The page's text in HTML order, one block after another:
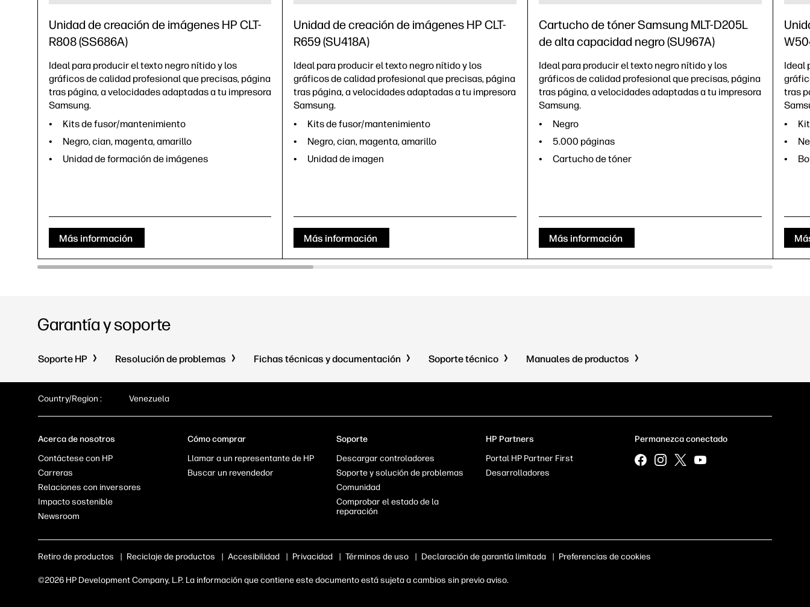
Unidad de creación de imágenes HP CLT-
R808 (SS686A)
Ideal para producir el texto negro nítido y los
gráficos de calidad profesional que precisas, página
tras página, a velocidades adaptadas a tu impresora
Samsung.
Kits de fusor/mantenimiento
Negro, cian, magenta, amarillo
Unidad de formación de imágenes
Más información
Unidad de creación de imágenes HP CLT-
R659 (SU418A)
Ideal para producir el texto negro nítido y los
gráficos de calidad profesional que precisas, página
tras página, a velocidades adaptadas a tu impresora
Samsung.
Kits de fusor/mantenimiento
Negro, cian, magenta, amarillo
Unidad de imagen
Más información
Cartucho de tóner Samsung MLT-D205L
de alta capacidad negro (SU967A)
Ideal para producir el texto negro nítido y los
gráficos de calidad profesional que precisas, página
tras página, a velocidades adaptadas a tu impresora
Samsung.
Negro
5.000 páginas
Cartucho de tóner
Más información
Ideal
tras
Garantía y soporte
Soporte HP Resolución de problemas Fichas técnicas y documentación Soporte técnico Manuales de productos
Country/Region : Venezuela
Acerca de nosotros
Contáctese con HP
Carreras
Relaciones con inversores
Impacto sostenible
Newsroom
Cómo comprar
Llamar a un representante de HP
Buscar un revendedor
Soporte
Descargar controladores
Soporte y solución de problemas
Comunidad
Comprobar el estado de la
reparación
HP Partners
Portal HP Partner First
Desarrolladores
Permanezca conectado
Retiro de productos | Reciclaje de productos | Accesibilidad | Privacidad | Términos de uso | Declaración de garantía limitada | Preferencias de cookies
©2026 HP Development Company, L.P. La información que contiene este documento está sujeta a cambios sin previo aviso.